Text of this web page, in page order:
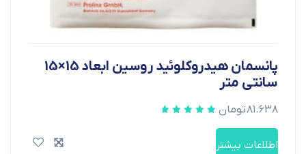
پانسمان هیدروکلوئید روسین ابعاد 15×15
سانتی متر
۸۱.۶۳۸تومان
اطلاعات بیشتر